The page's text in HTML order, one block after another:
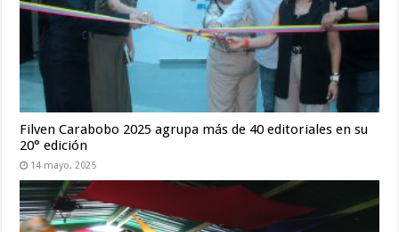
Filven Carabobo 2025 agrupa más de 40 editoriales en su
20° edición
14 mayo, 2025